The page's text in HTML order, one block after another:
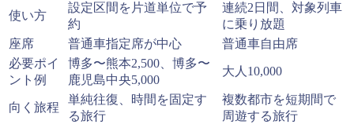
使い方
設定区間を片道単位で予
約
連続2日間、対象列車
に乗り放題
座席
普通車指定席が中心
普通車自由席
必要ポイ
ント例
博多〜熊本2,500、博多〜
鹿児島中央5,000
大人10,000
向く旅程
単純往復、時間を固定す
る旅行
複数都市を短期間で
周遊する旅行